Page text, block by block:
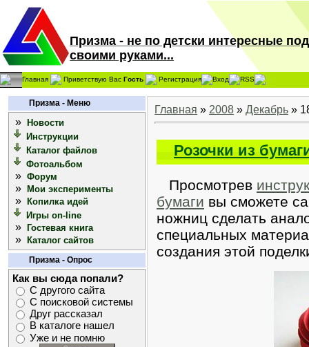
Призма - не по детски интересные
своими руками...
Главная Приветствую Вас Гость Регистрация Вход RSS
Призма - Меню
»
Новости
Инструкции
Каталог файлов
Фотоальбом
» Форум
» Мои эксперименты
»
Копилка идей
Игры on-line
» Гостевая книга
» Каталог сайтов
Призма - Опрос
Как вы сюда попали?
С другого сайта
С поисковой системы
Друг рассказал
В каталоге нашел
Уже и не помню
Главная » 2008 » Декабрь »
Розочки из
Просмотрев
бумаги вы сможете
ножниц сделать
специальных
создания этой